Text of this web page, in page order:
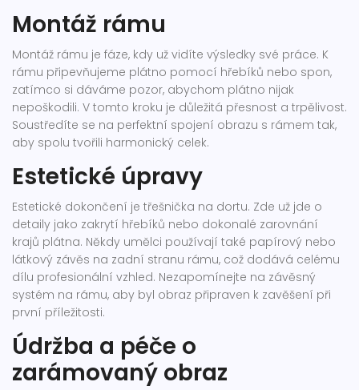
Montáž rámu
Montáž rámu je fáze, kdy už vidíte výsledky své práce. K
rámu připevňujeme plátno pomocí hřebíků nebo spon,
zatímco si dáváme pozor, abychom plátno nijak
nepoškodili. V tomto kroku je důležitá přesnost a trpělivost.
Soustředíte se na perfektní spojení obrazu s rámem tak,
aby spolu tvořili harmonický celek.
Estetické úpravy
Estetické dokončení je třešnička na dortu. Zde už jde o
detaily jako zakrytí hřebíků nebo dokonalé zarovnání
krajů plátna. Někdy umělci používají také papírový nebo
látkový závěs na zadní stranu rámu, což dodává celému
dílu profesionální vzhled. Nezapomínejte na závěsný
systém na rámu, aby byl obraz připraven k zavěšení při
první příležitosti.
Údržba a péče o
zarámovaný obraz